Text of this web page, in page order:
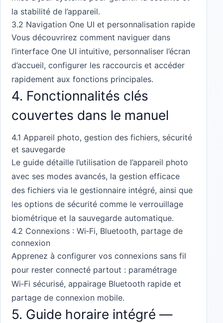
la stabilité de l’appareil.
3.2 Navigation One UI et personnalisation rapide
Vous découvrirez comment naviguer dans
l’interface One UI intuitive, personnaliser l’écran
d’accueil, configurer les raccourcis et accéder
rapidement aux fonctions principales.
4. Fonctionnalités clés
couvertes dans le manuel
4.1 Appareil photo, gestion des fichiers, sécurité
et sauvegarde
Le guide détaille l’utilisation de l’appareil photo
avec ses modes avancés, la gestion efficace
des fichiers via le gestionnaire intégré, ainsi que
les options de sécurité comme le verrouillage
biométrique et la sauvegarde automatique.
4.2 Connexions : Wi‑Fi, Bluetooth, partage de
connexion
Apprenez à configurer vos connexions sans fil
pour rester connecté partout : paramétrage
Wi‑Fi sécurisé, appairage Bluetooth rapide et
partage de connexion mobile.
5. Guide horaire intégré —